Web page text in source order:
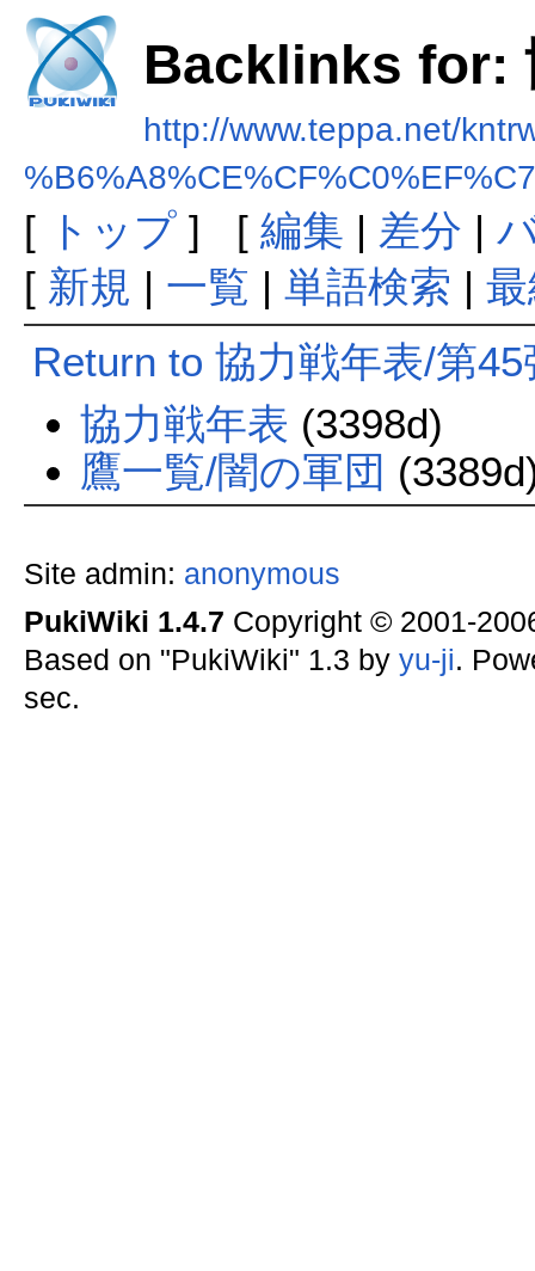
Backlinks for:
http://www.teppa.net/
[ トップ] [ 編集 | 差分 |
[ 新規 | 一覧 | 単語検索 |
Return to 協力戦年表/第45
協力戦年表 (3398d)
鷹一覧/闇の軍団
Site admin: anonymous
PukiWiki 1.4.7 Copyright © 2001-
Based on "PukiWiki" 1.3 by yu-ji.
sec.